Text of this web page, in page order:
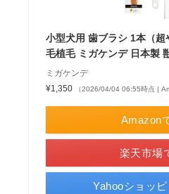
小型犬用 歯ブラシ 1本（
毛植毛 ミガケンデ 日本製
ミガケンデ
¥1,350
（2026/04/04 06:55時点 |
Amazon
楽天市場
Yahooショッ